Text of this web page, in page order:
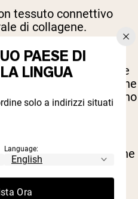
tessuto connettivo
di collagene.
di preparazione
in gelatina, che
che producono
di altri composti che
articolazioni, come
PAESE DI
LINGUA
solo a indirizzi situati
Language:
Ora